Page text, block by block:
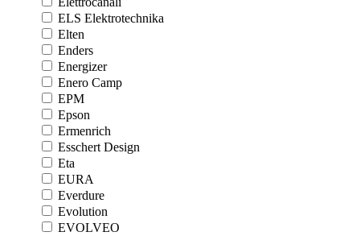
ELS Elektrotechnika
Elten
Enders
Energizer
Enero Camp
EPM
Epson
Ermenrich
Esschert Design
Eta
EURA
Everdure
Evolution
EVOLVEO